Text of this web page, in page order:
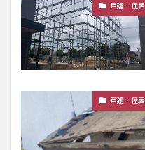
戸建・住居
戸建・住居